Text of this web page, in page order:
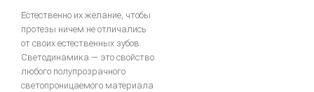
Изготовление металлокерамики
Искусство воспроизводить зубы керамикой
Инструкция для керамики IPS D.SIGN
Искуство металлокерамики
Естественно их желание, чтобы
протезы ничем не отличались
от своих естественных зубов.
Светодинамика — это свойство
любого полупрозрачного
светопроницаемого материала